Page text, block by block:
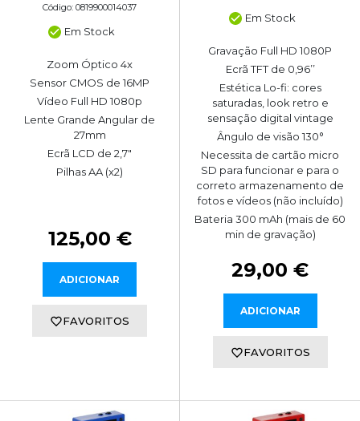
Código: 0819900014037
Em Stock
Zoom Óptico 4x
Sensor CMOS de 16MP
Vídeo Full HD 1080p
Lente Grande Angular de
27mm
Ecrã LCD de 2,7"
Pilhas AA (x2)
125,00 €
ADICIONAR
FAVORITOS
Em Stock
Gravação Full HD 1080P
Ecrã TFT de 0,96’’
Estética Lo-fi: cores
saturadas, look retro e
sensação digital vintage
Ângulo de visão 130°
Necessita de cartão micro
SD para funcionar e para o
correto armazenamento de
fotos e vídeos (não incluído)
Bateria 300 mAh (mais de 60
min de gravação)
29,00 €
ADICIONAR
FAVORITOS